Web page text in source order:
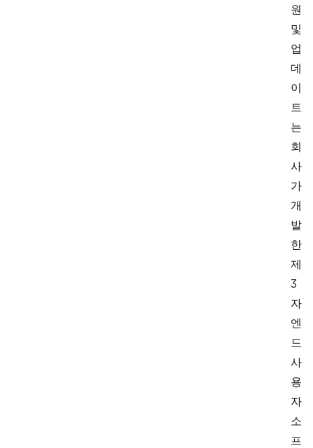
원
및
업
데
이
트
는
회
사
가
개
발
한
제
3
자
엔
드
사
용
자
소
프